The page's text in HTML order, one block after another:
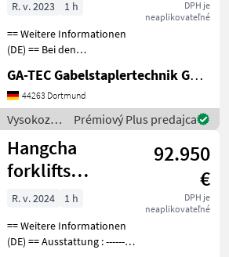
forklifts
DPH je
neaplikovateľné
R. v. 2023
1 h
== Weitere Informationen
(DE) == Bei den
sich generell um
abgelesene Stunden. Gerne
bieten wir Ihnen den
passenden Transport an.
Weite
GA-TEC Gabelstaplertechnik GmbH
44263 Dortmund
Vysokozdvižné
vozíky a
skladová
technika /
Hangcha
forklifts
Prémiový Plus predajca
Hangcha
forklifts
CPCD100
92.950
€
DPH je
neaplikovateľné
R. v. 2024
1 h
== Weitere Informationen
(DE) == Ausstattung : ----------